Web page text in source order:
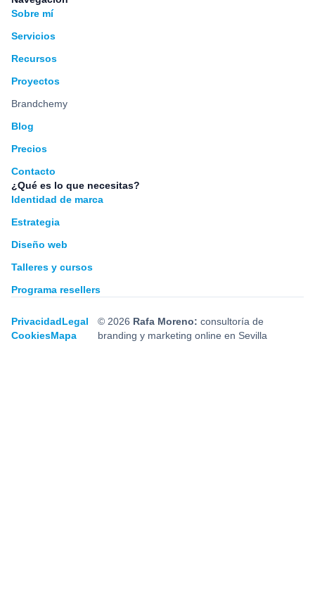
Sobre mí
Servicios
Recursos
Proyectos
Brandchemy
Blog
Precios
Contacto
¿Qué es lo que necesitas?
Identidad de marca
Estrategia
Diseño web
Talleres y cursos
Programa resellers
© 2026 Rafa Moreno: consultoría de
branding y marketing online en Sevilla
PrivacidadLegal
CookiesMapa